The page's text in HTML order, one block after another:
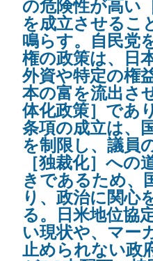
の危険性が高い
を成立させるこ
鳴らす。自民党
権の政策は、日
外資や特定の権
本の富を流出さ
体化政策］であ
条項の成立は、
を制限し、議員
［独裁化］への
きであるため、
り、政治に関心
る。日米地位協
い現状や、マー
止められない政